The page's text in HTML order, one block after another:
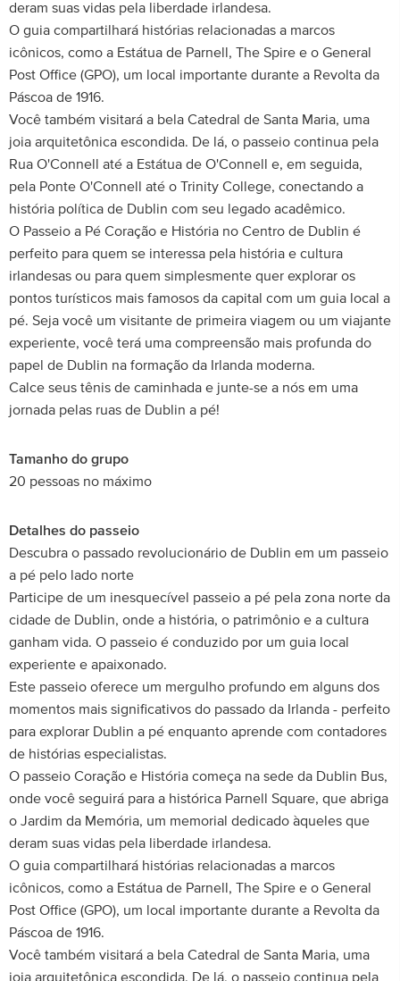
deram suas vidas pela liberdade irlandesa.
O guia compartilhará histórias relacionadas a marcos
icônicos, como a Estátua de Parnell, The Spire e o General
Post Office (GPO), um local importante durante a Revolta da
Páscoa de 1916.
Você também visitará a bela Catedral de Santa Maria, uma
joia arquitetônica escondida. De lá, o passeio continua pela
Rua O'Connell até a Estátua de O'Connell e, em seguida,
pela Ponte O'Connell até o Trinity College, conectando a
história política de Dublin com seu legado acadêmico.
O Passeio a Pé Coração e História no Centro de Dublin é
perfeito para quem se interessa pela história e cultura
irlandesas ou para quem simplesmente quer explorar os
pontos turísticos mais famosos da capital com um guia local a
pé. Seja você um visitante de primeira viagem ou um viajante
experiente, você terá uma compreensão mais profunda do
papel de Dublin na formação da Irlanda moderna.
Calce seus tênis de caminhada e junte-se a nós em uma
jornada pelas ruas de Dublin a pé!
Tamanho do grupo
20 pessoas no máximo
Detalhes do passeio
Descubra o passado revolucionário de Dublin em um passeio
a pé pelo lado norte
Participe de um inesquecível passeio a pé pela zona norte da
cidade de Dublin, onde a história, o patrimônio e a cultura
ganham vida. O passeio é conduzido por um guia local
experiente e apaixonado.
Este passeio oferece um mergulho profundo em alguns dos
momentos mais significativos do passado da Irlanda - perfeito
para explorar Dublin a pé enquanto aprende com contadores
de histórias especialistas.
O passeio Coração e História começa na sede da Dublin Bus,
onde você seguirá para a histórica Parnell Square, que abriga
o Jardim da Memória, um memorial dedicado àqueles que
deram suas vidas pela liberdade irlandesa.
O guia compartilhará histórias relacionadas a marcos
icônicos, como a Estátua de Parnell, The Spire e o General
Post Office (GPO), um local importante durante a Revolta da
Páscoa de 1916.
Você também visitará a bela Catedral de Santa Maria, uma
joia arquitetônica escondida. De lá, o passeio continua pela